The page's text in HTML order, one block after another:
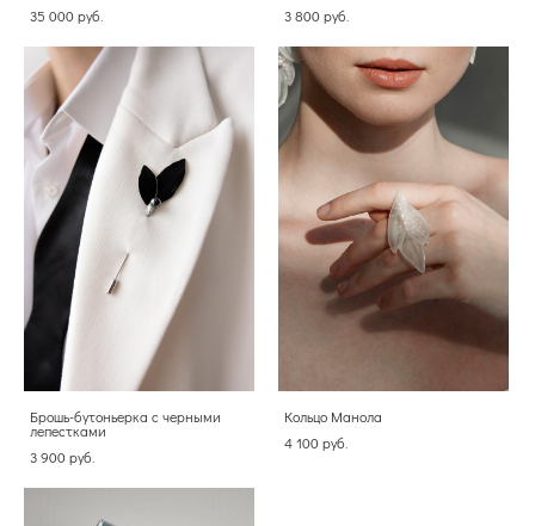
35 000 pуб.
3 800 pуб.
Брошь-бутоньерка с черными
лепестками
3 900 pуб.
Кольцо Манола
4 100 pуб.